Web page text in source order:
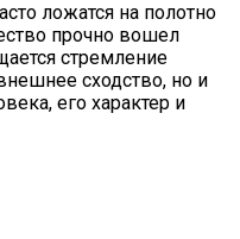
ложатся на полотно
прочно вошел
стремление
сходство, но и
его характер и